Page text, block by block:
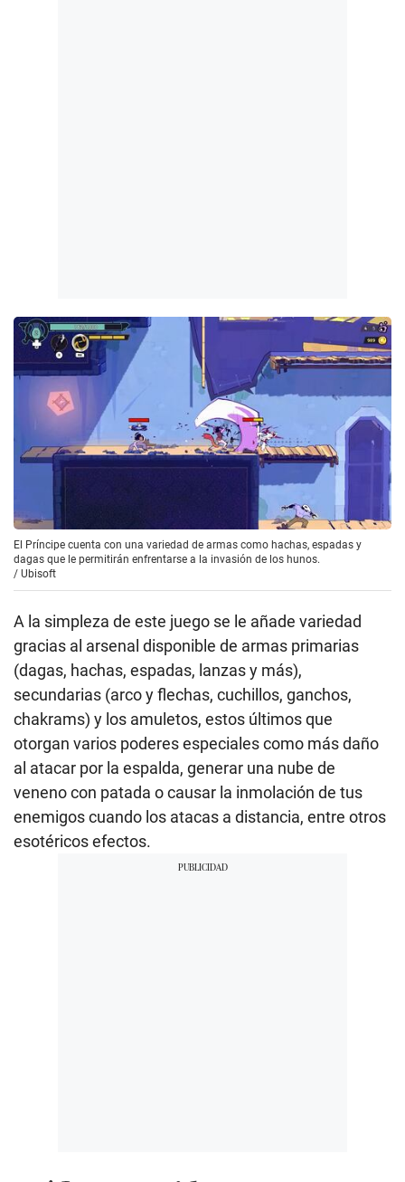
El Príncipe cuenta con una variedad de armas como hachas, espadas y
dagas que le permitirán enfrentarse a la invasión de los hunos.
/ Ubisoft
A la simpleza de este juego se le añade variedad
gracias al arsenal disponible de armas primarias
(dagas, hachas, espadas, lanzas y más),
secundarias (arco y flechas, cuchillos, ganchos,
chakrams) y los amuletos, estos últimos que
otorgan varios poderes especiales como más daño
al atacar por la espalda, generar una nube de
veneno con patada o causar la inmolación de tus
enemigos cuando los atacas a distancia, entre otros
esotéricos efectos.